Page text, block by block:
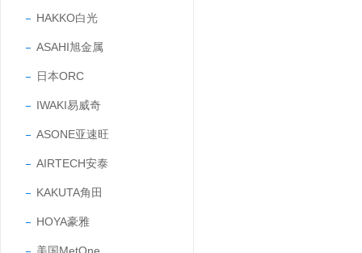
HAKKO白光
ASAHI旭金属
日本ORC
IWAKI易威奇
ASONE亚速旺
AIRTECH安泰
KAKUTA角田
HOYA豪雅